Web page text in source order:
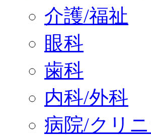
介護/福祉
眼科
歯科
内科/外科
病院/クリ